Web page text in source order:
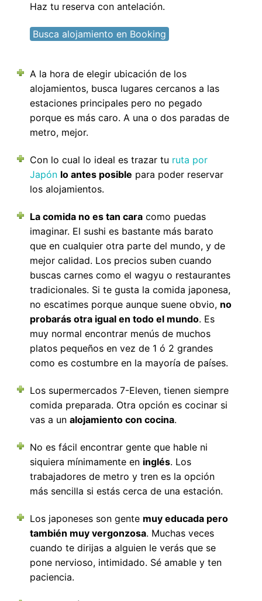
Haz tu reserva con antelación.
Busca alojamiento en Booking
A la hora de elegir ubicación de los
alojamientos, busca lugares cercanos a las
estaciones principales pero no pegado
porque es más caro. A una o dos paradas de
metro, mejor.
Con lo cual lo ideal es trazar tu ruta por
Japón lo antes posible para poder reservar
los alojamientos.
La comida no es tan caracomo puedas
imaginar. El sushi es bastante más barato
que en cualquier otra parte del mundo, y de
mejor calidad. Los precios suben cuando
buscas carnes como el wagyu o restaurantes
tradicionales. Si te gusta la comida japonesa,
no escatimes porque aunque suene obvio, no
probarás otra igual en todo el mundo. Es
muy normal encontrar menús de muchos
platos pequeños en vez de 1 ó 2 grandes
como es costumbre en la mayoría de países.
Los supermercados 7-Eleven, tienen siempre
comida preparada. Otra opción es cocinar si
vas a un alojamiento con cocina.
No es fácil encontrar gente que hable ni
siquiera mínimamente en inglés. Los
trabajadores de metro y tren es la opción
más sencilla si estás cerca de una estación.
Los japoneses son gente muy educada pero
también muy vergonzosa. Muchas veces
cuando te dirijas a alguien le verás que se
pone nervioso, intimidado. Sé amable y ten
paciencia.